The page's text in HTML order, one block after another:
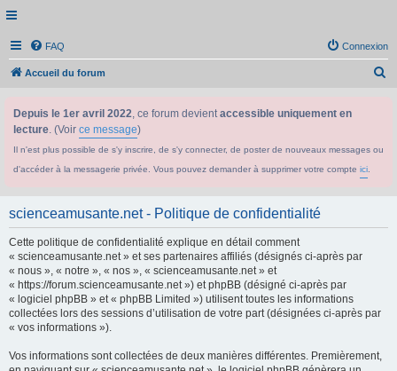
FAQ Connexion
Accueil du forum
Depuis le 1er avril 2022, ce forum devientaccessible uniquement en
lecture. (Voir ce message)
Il n'est plus possible de s'y inscrire, de s'y connecter, de poster de nouveaux messages ou
d'accéder à la messagerie privée. Vous pouvez demander à supprimer votre compte ici
scienceamusante.net - Politique de confidentialité
Cette politique de confidentialité explique en détail comment
« scienceamusante.net » et ses partenaires affiliés (désignés ci-après par
« nous », « notre », « nos », « scienceamusante.net » et
« https://forum.scienceamusante.net ») et phpBB (désigné ci-après par
« logiciel phpBB » et « phpBB Limited ») utilisent toutes les informations
collectées lors des sessions d’utilisation de votre part (désignées ci-après par
« vos informations »).
Vos informations sont collectées de deux manières différentes. Premièrement,